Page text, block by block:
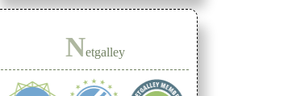
Netgalley